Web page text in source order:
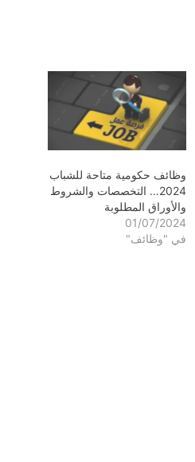
وظائف حكومية متاحة للشباب
2024… التخصصات والشروط
والأوراق المطلوبة
01/07/2024
في "وظائف"